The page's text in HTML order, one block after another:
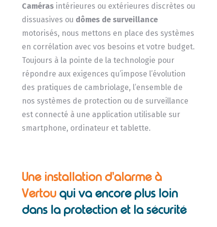
Camérasintérieures ou extérieures discrètes ou
dissuasives ou dômes de surveillance
motorisés, nous mettons en place des systèmes
en corrélation avec vos besoins et votre budget.
Toujours à la pointe de la technologie pour
répondre aux exigences qu’impose l’évolution
des pratiques de cambriolage, l’ensemble de
nos systèmes de protection ou de surveillance
est connecté à une application utilisable sur
smartphone, ordinateur et tablette.
Une installation d’alarme à
Vertou qui va encore plus loin
dans la protection et la sécurité